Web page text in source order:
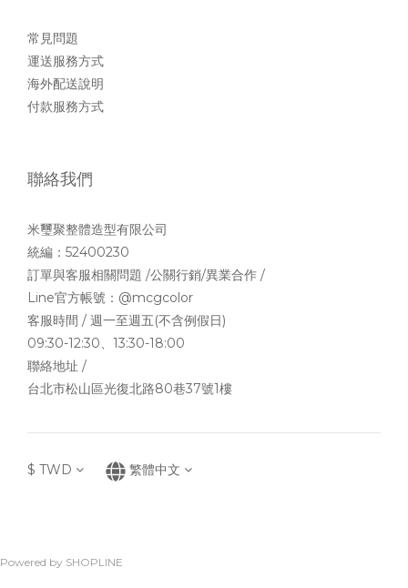
常見問題
運送服務方式
海外配送說明
付款服務方式
聯絡我們
米璽聚整體造型有限公司
統編：52400230
訂單與客服相關問題 /公關行銷/異業合作 /
Line官方帳號： @mcgcolor
客服時間 / 週一至週五(不含例假日)
09:30-12:30、13:30-18:00
聯絡地址 /
台北市松山區光復北路80巷37號1樓
$ TWD 繁體中文
Powered by SHOPLINE